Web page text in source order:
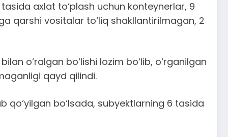
axlat to‘plash uchun konteynerlar, 9
qarshi vositalar to‘liq shakllantirilmagan, 2
o‘ralgan bo‘lishi lozim bo‘lib, o‘rganilgan
qayd qilindi.
bo‘lsada, subyektlarning 6 tasida